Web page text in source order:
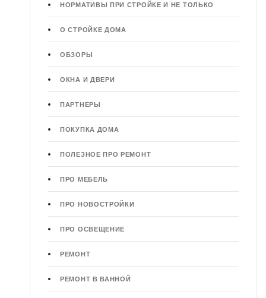
НОРМАТИВЫ ПРИ СТРОЙКЕ И НЕ ТОЛЬКО
О СТРОЙКЕ ДОМА
ОБЗОРЫ
ОКНА И ДВЕРИ
ПАРТНЕРЫ
ПОКУПКА ДОМА
ПОЛЕЗНОЕ ПРО РЕМОНТ
ПРО МЕБЕЛЬ
ПРО НОВОСТРОЙКИ
ПРО ОСВЕЩЕНИЕ
РЕМОНТ
РЕМОНТ В ВАННОЙ